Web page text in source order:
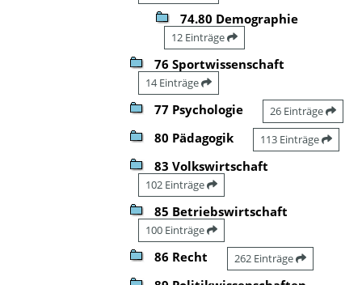
74.80 Demographie
12 Einträge
76 Sportwissenschaft
14 Einträge
77 Psychologie 26 Einträge
80 Pädagogik 113 Einträge
83 Volkswirtschaft
102 Einträge
85 Betriebswirtschaft
100 Einträge
86 Recht 262 Einträge